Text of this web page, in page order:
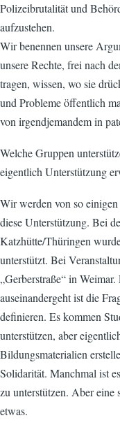
Polizeibrutalität und
aufzustehen.
Wir benennen unsere
unsere Rechte, frei nach
tragen, wissen, wo sie
und Probleme öffentlich
von irgendjemandem in
Welche Gruppen
eigentlich Unterstützung
Wir werden von so
diese Unterstützung. Bei
Katzhütte/Thüringen
unterstützt. Bei
„Gerberstraße“ in
auseinandergeht ist die
definieren. Es kommen
unterstützen, aber
Bildungsmaterialien
Solidarität. Manchmal ist
zu unterstützen. Aber
etwas.